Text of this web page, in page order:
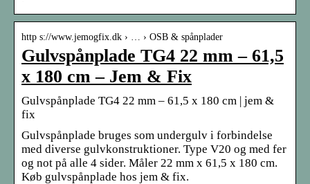
http s://www.jemogfix.dk › … › OSB & spånplader
Gulvspånplade TG4 22 mm – 61,5
x 180 cm – Jem & Fix
Gulvspånplade TG4 22 mm – 61,5 x 180 cm | jem &
fix
Gulvspånplade bruges som undergulv i forbindelse
med diverse gulvkonstruktioner. Type V20 og med fer
og not på alle 4 sider. Måler 22 mm x 61,5 x 180 cm.
Køb gulvspånplade hos jem & fix.